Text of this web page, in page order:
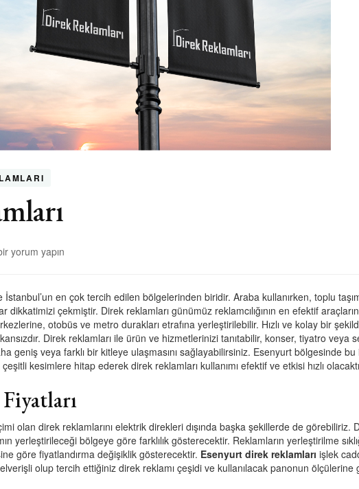
yorum yapın
en çok tercih edilen bölgelerinden biridir. Araba kullanırken, toplu
çekmiştir. Direk reklamları günümüz reklamcılığının en efektif
otobüs ve metro durakları etrafına yerleştirilebilir. Hızlı ve kolay bir
Direk reklamları ile ürün ve hizmetlerinizi tanıtabilir, konser, tiyatro veya
geniş veya farklı bir kitleye ulaşmasını sağlayabilirsiniz. Esenyurt bölgesinde bu
kesimlere hitap ederek direk reklamları kullanımı efektif ve etkisi hızlı
olan direk reklamlarını elektrik direkleri dışında başka şekillerde de görebiliriz.
yerleştirileceği bölgeye göre farklılık gösterecektir. Reklamların yerleştirilme
göre fiyatlandırma değişiklik gösterecektir. Esenyurt direk reklamları işlek
olup tercih ettiğiniz direk reklamı çeşidi ve kullanılacak panonun ölçülerine